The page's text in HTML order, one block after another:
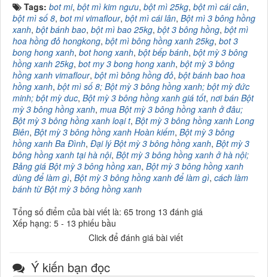
Tags: bot mi, bột mì kim ngưu, bột mì 25kg, bột mì cái cân,
bột mì số 8, bot mi vimaflour, bột mì cái lân, Bột mì 3 bông hồng
xanh, bột bánh bao, bột mì bao 25kg, bột 3 bông hồng, bột mì
hoa hồng đỏ hongkong, bột mì bông hồng xanh 25kg, bot 3
bong hong xanh, bot hong xanh, bột bếp bánh, bột mỳ 3 bông
hồng xanh 25kg, bot my 3 bong hong xanh, bột mỳ 3 bông
hồng xanh vimaflour, bột mì bông hồng đỏ, bột bánh bao hoa
hồng xanh, bột mì số 8; Bột mỳ 3 bông hồng xanh; bột mỳ đức
minh; bột mỳ duc, Bột mỳ 3 bông hồng xanh giá tốt, nơi bán Bột
mỳ 3 bông hồng xanh, mua Bột mỳ 3 bông hồng xanh ở đâu;
Bột mỳ 3 bông hồng xanh loại t, Bột mỳ 3 bông hồng xanh Long
Biên, Bột mỳ 3 bông hồng xanh Hoàn kiếm, Bột mỳ 3 bông
hồng xanh Ba Đình, Đại lý Bột mỳ 3 bông hồng xanh, Bột mỳ 3
bông hồng xanh tại hà nội, Bột mỳ 3 bông hồng xanh ở hà nội;
Bảng giá Bột mỳ 3 bông hồng xan, Bột mỳ 3 bông hồng xanh
dùng để làm gì, Bột mỳ 3 bông hồng xanh để làm gì, cách làm
bánh từ Bột mỳ 3 bông hồng xanh
Tổng số điểm của bài viết là: 65 trong 13 đánh giá
Xếp hạng: 5 - 13 phiếu bầu
Click để đánh giá bài viết
Ý kiến bạn đọc